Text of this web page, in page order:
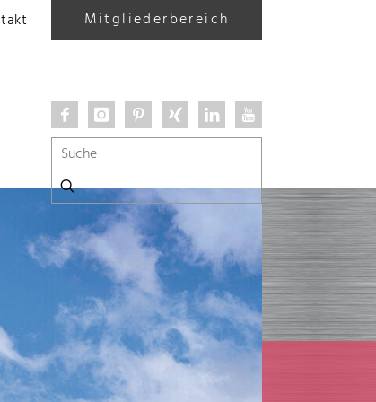
Mitgliederbereich